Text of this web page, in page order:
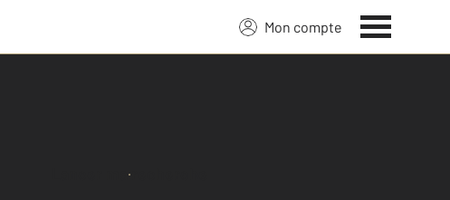
Mon compte
Lancer ma recherche